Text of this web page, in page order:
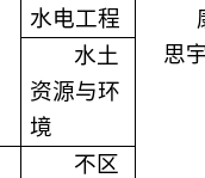
思
水电工程
水土
资源与环
境
不区